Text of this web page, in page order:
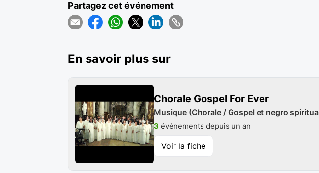
Partagez cet événement
En savoir plus sur
Chorale Gospel For Ever
Musique (Chorale / Gospel et negro
3 événements depuis un an
Voir la fiche